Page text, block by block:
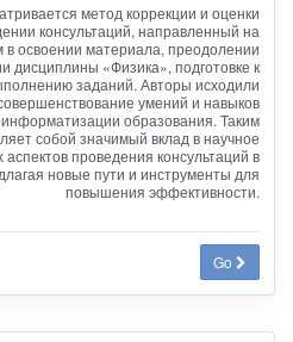
метод коррекции и оценки
консультаций, направленный на
в освоении материала, преодолении
дисциплины «Физика», подготовке к
заданий. Авторы исходили
умений и навыков
образования. Таким
собой значимый вклад в научное
проведения консультаций в
новые пути и инструменты для
повышения эффективности.
Go